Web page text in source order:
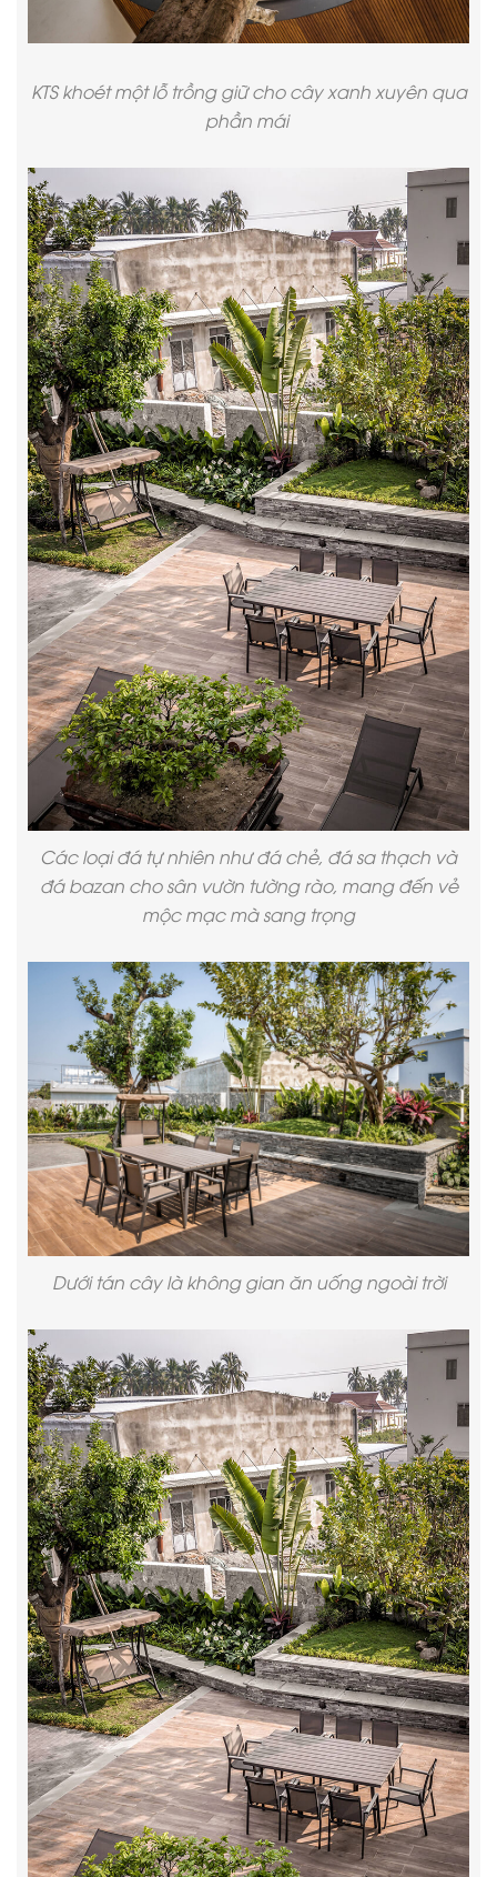
KTS khoét một lỗ trồng giữ cho cây xanh xuyên qua
phần mái
Các loại đá tự nhiên như đá chẻ, đá sa thạch và
đá bazan cho sân vườn tường rào, mang đến vẻ
mộc mạc mà sang trọng
Dưới tán cây là không gian ăn uống ngoài trời